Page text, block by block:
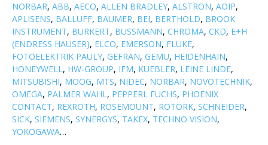
NORBAR, ABB, AECO, ALLEN BRADLEY, ALSTRON, AOIP,
APLISENS, BALLUFF, BAUMER, BEI, BERTHOLD, BROOK
INSTRUMENT, BURKERT, BUSSMANN, CHROMA, CKD, E+H
(ENDRESS HAUSER), ELCO, EMERSON, FLUKE,
FOTOELEKTRIK PAULY, GEFRAN, GEMU, HEIDENHAIN,
HONEYWELL, HW-GROUP, IFM, KUEBLER, LEINE LINDE,
MITSUBISHI, MOOG, MTS, NIDEC, NORBAR, NOVOTECHNIK,
OMEGA, PALMER WAHL, PEPPERL FUCHS, PHOENIX
CONTACT, REXROTH, ROSEMOUNT, ROTORK, SCHNEIDER,
SICK, SIEMENS, SYNERGYS, TAKEX, TECHNO VISION,
YOKOGAWA…